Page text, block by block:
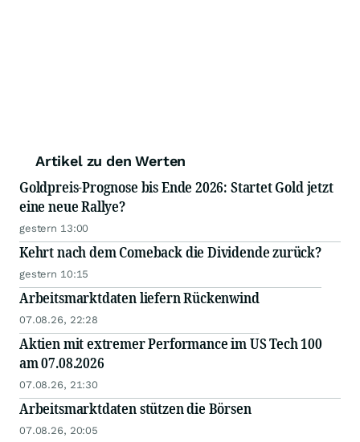
Artikel zu den Werten
Goldpreis-Prognose bis Ende 2026: Startet Gold jetzt
eine neue Rallye?
gestern 13:00
Kehrt nach dem Comeback die Dividende zurück?
gestern 10:15
Arbeitsmarktdaten liefern Rückenwind
07.08.26, 22:28
Aktien mit extremer Performance im US Tech 100
am 07.08.2026
07.08.26, 21:30
Arbeitsmarktdaten stützen die Börsen
07.08.26, 20:05